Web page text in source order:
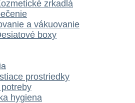
zrkadlá
a vákuovanie
boxy
prostriedky
hygiena